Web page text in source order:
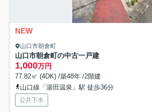
NEW
山口市朝倉町
山口市朝倉町の中古一戸建
1,000万円
77.82㎡ (4DK) /築48年 /2階建
山口線「湯田温泉」駅 徒歩36分
公共下水